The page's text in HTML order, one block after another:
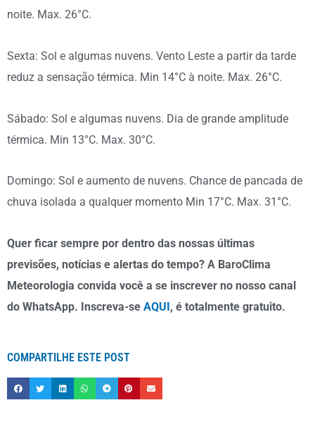
noite. Max. 26°C.
Sexta: Sol e algumas nuvens. Vento Leste a partir da tarde
reduz a sensação térmica. Min 14°C à noite. Max. 26°C.
Sábado: Sol e algumas nuvens. Dia de grande amplitude
térmica. Min 13°C. Max. 30°C.
Domingo: Sol e aumento de nuvens. Chance de pancada de
chuva isolada a qualquer momento Min 17°C. Max. 31°C.
Quer ficar sempre por dentro das nossas últimas
previsões, notícias e alertas do tempo? A BaroClima
Meteorologia convida você a se inscrever no nosso canal
do WhatsApp. Inscreva-se AQUI, é totalmente gratuito.
COMPARTILHE ESTE POST